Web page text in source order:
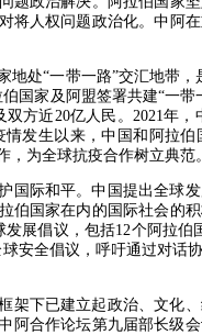
将人权问题政治化。中阿
地处“一带一路”交汇地带
国家及阿盟签署共建“一
方近20亿人民。2021年
情发生以来，中国和阿拉
为全球抗疫合作树立典范。
国际和平。中国提出全球
伯国家在内的国际社会的
展倡议，包括12个阿拉
安全倡议，呼吁通过对话
架下已建立起政治、文化
阿合作论坛第九届部长级